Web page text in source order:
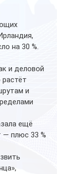
на 30 %.
и деловой
и
ещё
— плюс 33 %